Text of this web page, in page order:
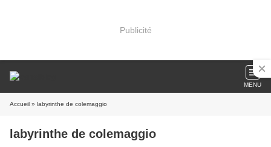
Publicité
MENU
Accueil » labyrinthe de colemaggio
labyrinthe de colemaggio